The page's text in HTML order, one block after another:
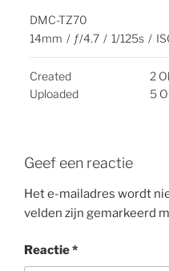
DMC-TZ70
14mm / ƒ/4.7 / 1/125s /
Created
2
Uploaded
5
Geef een reactie
Het e-mailadres wordt
velden zijn gemarkeerd
Reactie*